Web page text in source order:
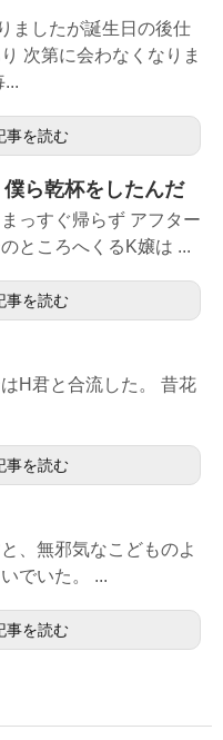
ましたが誕生日の後仕
次第に会わなくなりま
...
事を読む
ら乾杯をしたんだ
っすぐ帰らず アフター
ところへくるK嬢は ...
事を読む
H君と合流した。 昔花
事を読む
、無邪気なこどものよ
でいた。 ...
事を読む